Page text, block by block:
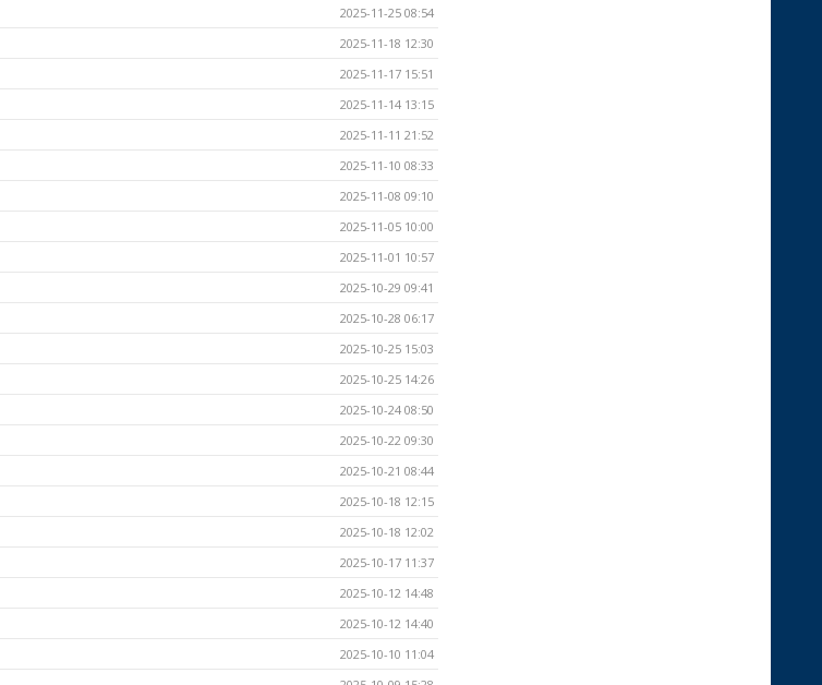
2025-11-25 08:54
2025-11-18 12:30
2025-11-17 15:51
2025-11-14 13:15
2025-11-11 21:52
2025-11-10 08:33
2025-11-08 09:10
2025-11-05 10:00
2025-11-01 10:57
2025-10-29 09:41
2025-10-28 06:17
2025-10-25 15:03
2025-10-25 14:26
2025-10-24 08:50
2025-10-22 09:30
2025-10-21 08:44
2025-10-18 12:15
2025-10-18 12:02
2025-10-17 11:37
2025-10-12 14:48
2025-10-12 14:40
2025-10-10 11:04